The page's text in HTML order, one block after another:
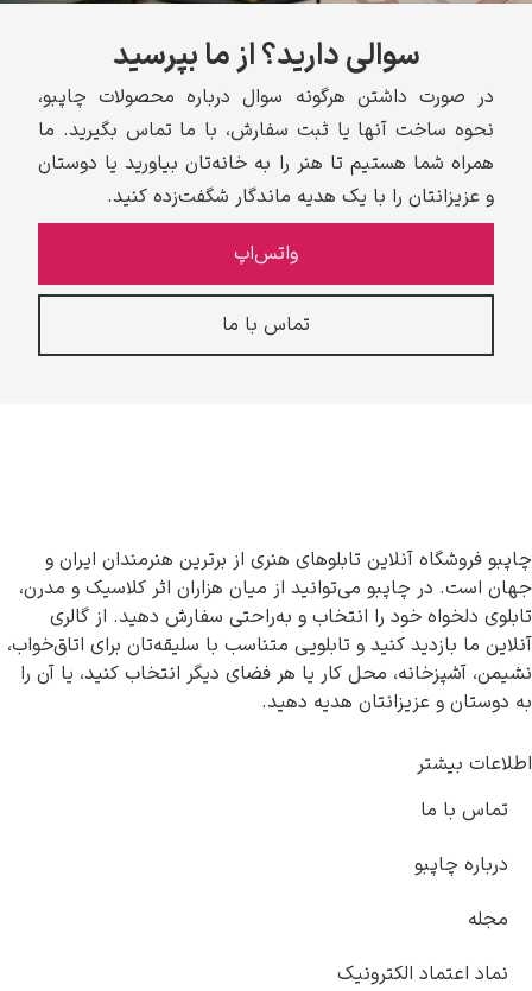
سوالی دارید؟ از ما بپرسید
در صورت داشتن هرگونه سوال درباره محصولات چاپبو،
نحوه ساخت آنها یا ثبت سفارش، با ما تماس بگیرید. ما
همراه شما هستیم تا هنر را به خانه‌تان بیاورید یا دوستان
و عزیزانتان را با یک هدیه ماندگار شگفت‌زده کنید.
واتس‌اپ
تماس با ما
چاپبو فروشگاه آنلاین تابلوهای هنری از برترین هنرمندان ایران و
جهان است. در چاپبو می‌توانید از میان هزاران اثر کلاسیک و مدرن،
تابلوی دلخواه خود را انتخاب و به‌راحتی سفارش دهید. از گالری
آنلاین ما بازدید کنید و تابلویی متناسب با سلیقه‌تان برای اتاق‌خواب،
نشیمن، آشپزخانه، محل کار یا هر فضای دیگر انتخاب کنید، یا آن را
به دوستان و عزیزانتان هدیه دهید.
اطلاعات بیشتر
تماس با ما
درباره چاپبو
مجله
نماد اعتماد الکترونیک